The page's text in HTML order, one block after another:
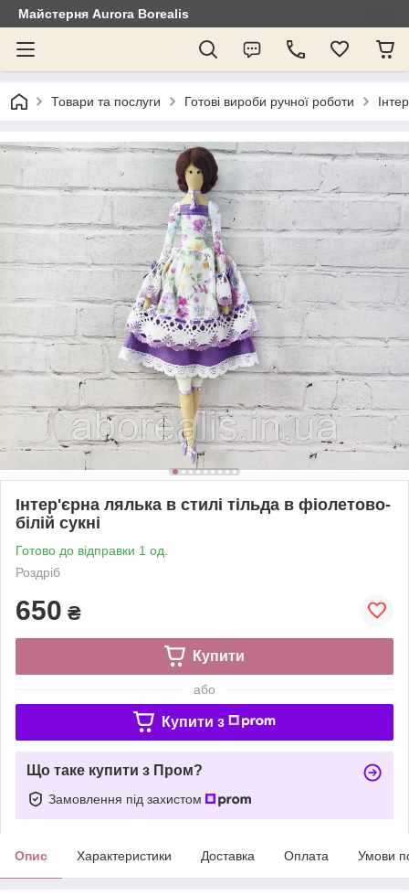
Майстерня Aurora Borealis
Товари та послуги Готові вироби ручної роботи
Інтер'єрна лялька в стилі тільда в фіолетово-
білій сукні
Готово до відправки 1 од.
Роздріб
650 ₴
Купити
або
Купити з
Що таке купити з Пром?
Замовлення під захистом
Опис Характеристики Доставка Оплата Умови